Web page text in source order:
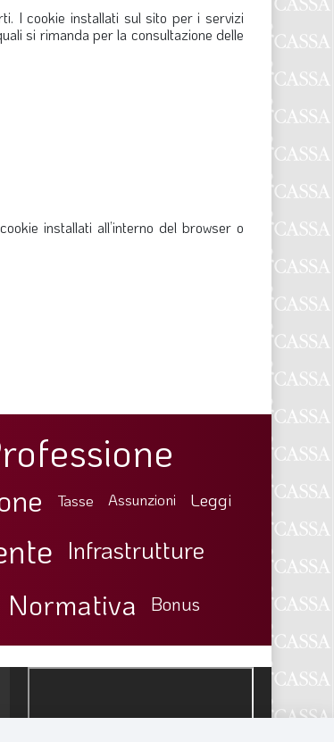
I cookie installati sul sito per i servizi
si rimanda per la consultazione delle
installati all’interno del browser o
Tasse Assunzioni Leggi
Infrastrutture
Normativa Bonus